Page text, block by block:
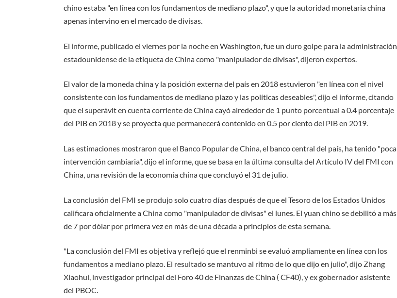
chino estaba "en línea con los fundamentos de mediano plazo", y que la autoridad monetaria china
apenas intervino en el mercado de divisas.
El informe, publicado el viernes por la noche en Washington, fue un duro golpe para la administración
estadounidense de la etiqueta de China como "manipulador de divisas", dijeron expertos.
El valor de la moneda china y la posición externa del país en 2018 estuvieron "en línea con el nivel
consistente con los fundamentos de mediano plazo y las políticas deseables", dijo el informe, citando
que el superávit en cuenta corriente de China cayó alrededor de 1 punto porcentual a 0.4 porcentaje
del PIB en 2018 y se proyecta que permanecerá contenido en 0.5 por ciento del PIB en 2019.
Las estimaciones mostraron que el Banco Popular de China, el banco central del país, ha tenido "poca
intervención cambiaria", dijo el informe, que se basa en la última consulta del Artículo IV del FMI con
China, una revisión de la economía china que concluyó el 31 de julio.
La conclusión del FMI se produjo solo cuatro días después de que el Tesoro de los Estados Unidos
calificara oficialmente a China como "manipulador de divisas" el lunes. El yuan chino se debilitó a más
de 7 por dólar por primera vez en más de una década a principios de esta semana.
"La conclusión del FMI es objetiva y reflejó que el renminbi se evaluó ampliamente en línea con los
fundamentos a mediano plazo. El resultado se mantuvo al ritmo de lo que dijo en julio", dijo Zhang
Xiaohui, investigador principal del Foro 40 de Finanzas de China ( CF40), y ex gobernador asistente
del PBOC.